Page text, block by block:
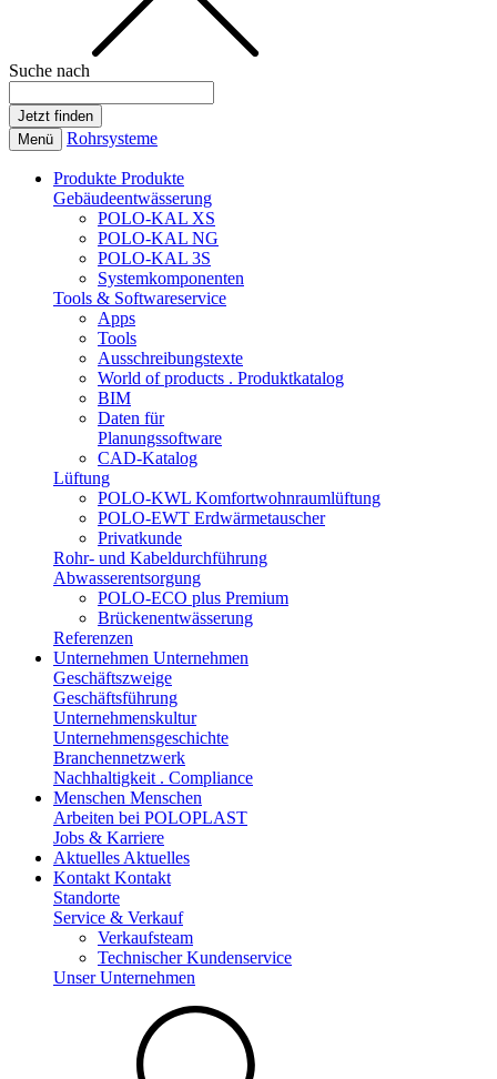
Suche nach
Menü Rohrsysteme
Produkte Produkte
Gebäudeentwässerung
POLO-KAL XS
POLO-KAL NG
POLO-KAL 3S
Systemkomponenten
Tools & Softwareservice
Apps
Tools
Ausschreibungstexte
World of products . Produktkatalog
BIM
Daten für
Planungssoftware
CAD-Katalog
Lüftung
POLO-KWL Komfortwohnraumlüftung
POLO-EWT Erdwärmetauscher
Privatkunde
Rohr- und Kabeldurchführung
Abwasserentsorgung
POLO-ECO plus Premium
Brückenentwässerung
Referenzen
Unternehmen Unternehmen
Geschäftszweige
Geschäftsführung
Unternehmenskultur
Unternehmensgeschichte
Branchennetzwerk
Nachhaltigkeit . Compliance
Menschen Menschen
Arbeiten bei POLOPLAST
Jobs & Karriere
Aktuelles Aktuelles
Kontakt Kontakt
Standorte
Service & Verkauf
Verkaufsteam
Technischer Kundenservice
Unser Unternehmen